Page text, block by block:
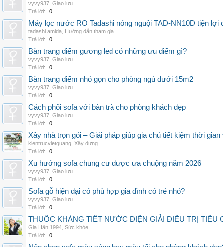
vyvy937 Giao lưu
Trả lời:
0
Máy lọc nước RO Tadashi nóng nguội TAD-NN10D tiện lợi
tadashi.amida Hướng dẫn tham gia
Trả lời:
0
Bàn trang điểm gương led có những ưu điểm gì?
vyvy937 Giao lưu
Trả lời:
0
Bàn trang điểm nhỏ gọn cho phòng ngủ dưới 15m2
vyvy937 Giao lưu
Trả lời:
0
Cách phối sofa với bàn trà cho phòng khách đẹp
vyvy937 Giao lưu
Trả lời:
0
Xây nhà trọn gói – Giải pháp giúp gia chủ tiết kiệm thời
kientrucvietquang Xây dựng
Trả lời:
0
Xu hướng sofa chung cư được ưa chuộng năm 2026
vyvy937 Giao lưu
Trả lời:
0
Sofa gỗ hiện đại có phù hợp gia đình có trẻ nhỏ?
vyvy937 Giao lưu
Trả lời:
0
THUỐC KHÁNG TIẾT NƯỚC ĐIỆN GIẢI ĐIỀU TRỊ TIÊU
Gia Hân 1994 Sức khỏe
Trả lời:
0